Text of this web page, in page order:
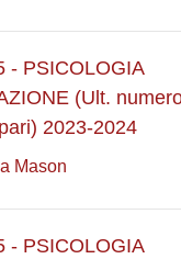
- PSICOLOGIA
(Ult.
2023-2024
Mason
- PSICOLOGIA